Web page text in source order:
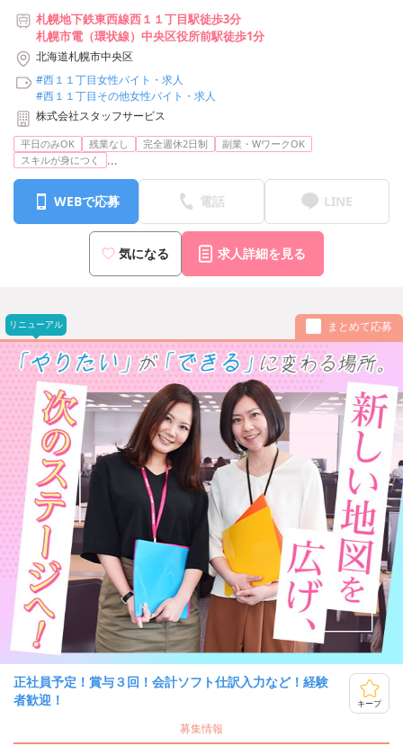
札幌地下鉄東西線西１１丁目駅徒歩3分
札幌市電（環状線）中央区役所前駅徒歩1分
北海道札幌市中央区
#西１１丁目女性バイト・求人
#西１１丁目その他女性バイト・求人
株式会社スタッフサービス
平日のみOK 残業なし 完全週休2日制
副業・WワークOK
スキルが身につく
...
WEBで応募 電話 LINE
気になる 求人詳細を見る
リニューアル まとめて応募
正社員予定！賞与３回！会計ソフト仕訳入力など！経験
者歓迎！
キープ
募集情報